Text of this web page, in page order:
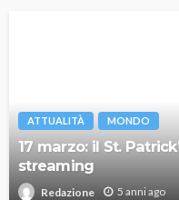
ATTUALITÀ MONDO
17 marzo: il St.
streaming
Redazione 5 anni ago